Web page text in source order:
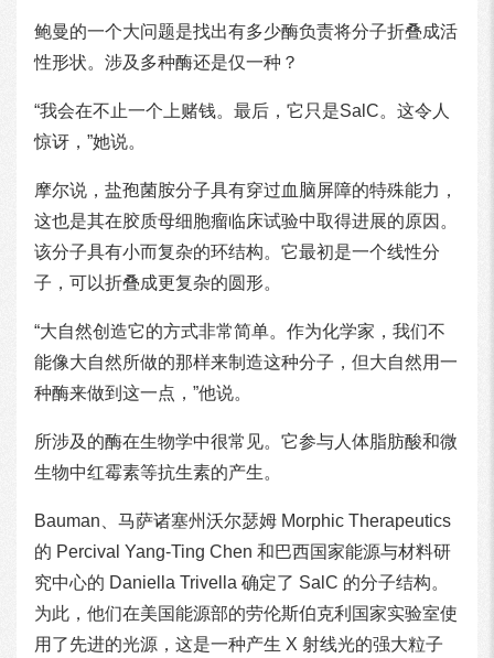
鲍曼的一个大问题是找出有多少酶负责将分子折叠成活
性形状。涉及多种酶还是仅一种？
“我会在不止一个上赌钱。最后，它只是SalC。这令人
惊讶，”她说。
摩尔说，盐孢菌胺分子具有穿过血脑屏障的特殊能力，
这也是其在胶质母细胞瘤临床试验中取得进展的原因。
该分子具有小而复杂的环结构。它最初是一个线性分
子，可以折叠成更复杂的圆形。
“大自然创造它的方式非常简单。作为化学家，我们不
能像大自然所做的那样来制造这种分子，但大自然用一
种酶来做到这一点，”他说。
所涉及的酶在生物学中很常见。它参与人体脂肪酸和微
生物中红霉素等抗生素的产生。
Bauman、马萨诸塞州沃尔瑟姆 Morphic Therapeutics
的 Percival Yang-Ting Chen 和巴西国家能源与材料研
究中心的 Daniella Trivella 确定了 SalC 的分子结构。
为此，他们在美国能源部的劳伦斯伯克利国家实验室使
用了先进的光源，这是一种产生 X 射线光的强大粒子